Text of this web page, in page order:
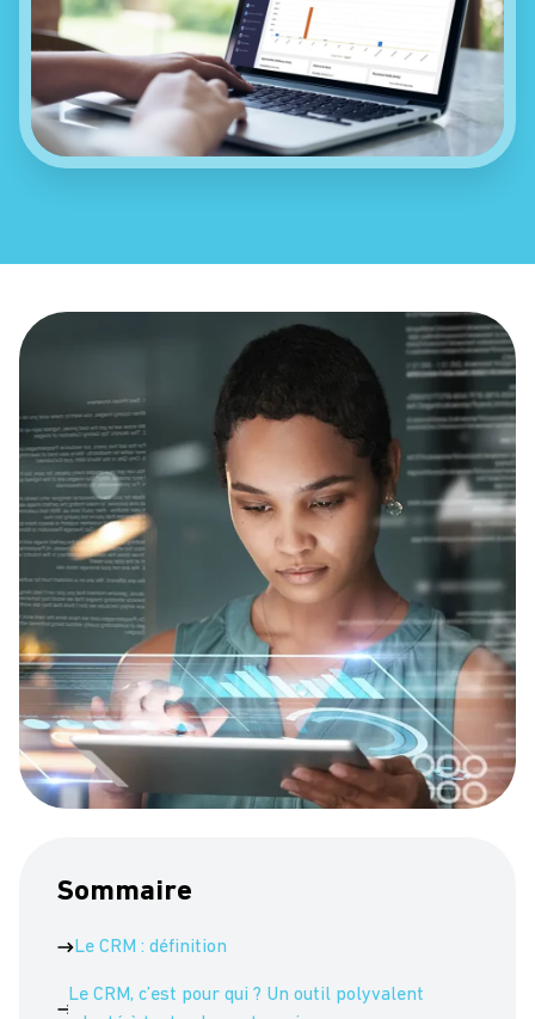
Sommaire
Le CRM : définition
Le CRM, c’est pour qui ? Un outil polyvalent